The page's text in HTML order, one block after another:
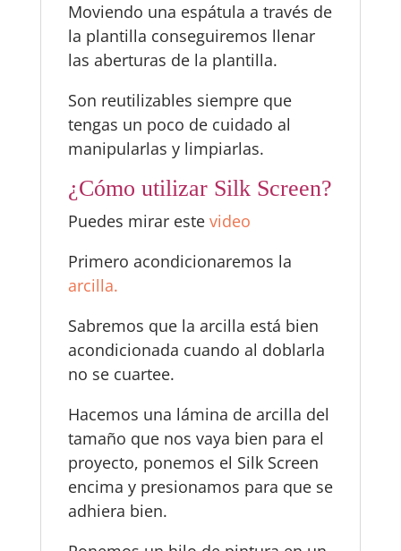
Moviendo una espátula a través de
la plantilla conseguiremos llenar
las aberturas de la plantilla.
Son reutilizables siempre que
tengas un poco de cuidado al
manipularlas y limpiarlas.
¿Cómo utilizar Silk Screen?
Puedes mirar este video
Primero acondicionaremos la
arcilla.
Sabremos que la arcilla está bien
acondicionada cuando al doblarla
no se cuartee.
Hacemos una lámina de arcilla del
tamaño que nos vaya bien para el
proyecto, ponemos el Silk Screen
encima y presionamos para que se
adhiera bien.